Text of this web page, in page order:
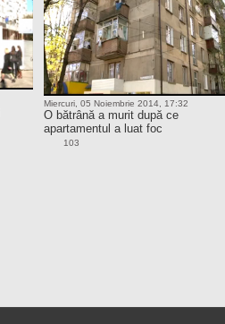
Miercuri, 05 Noiembrie 2014, 17:32
O bătrână a murit după ce
apartamentul a luat foc
103